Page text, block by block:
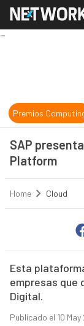
Premios
SAP
Platform
Home Cloud
Esta
empresas que
Digital.
Publicado el 10 May